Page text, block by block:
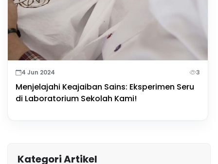
4 Jun 2024 3
Menjelajahi Keajaiban Sains: Eksperimen Seru
di Laboratorium Sekolah Kami!
Kategori Artikel